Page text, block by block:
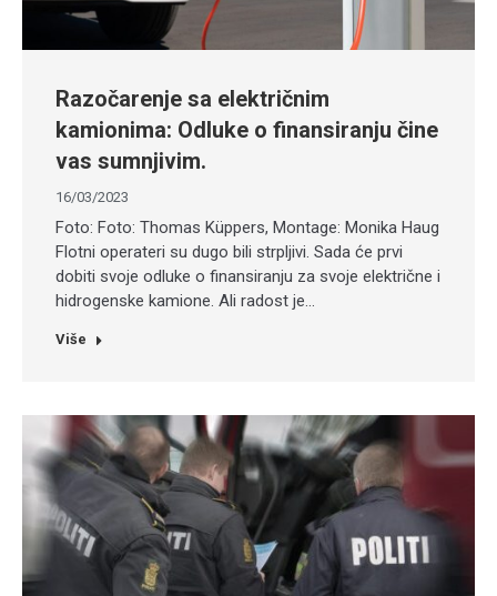
Razočarenje sa električnim
kamionima: Odluke o finansiranju čine
vas sumnjivim.
16/03/2023
Foto: Foto: Thomas Küppers, Montage: Monika Haug
Flotni operateri su dugo bili strpljivi. Sada će prvi
dobiti svoje odluke o finansiranju za svoje električne i
hidrogenske kamione. Ali radost je…
Više